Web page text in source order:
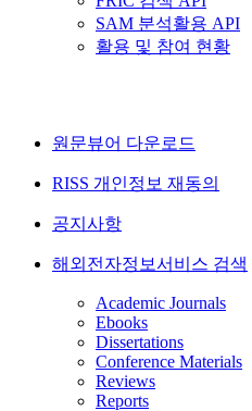
SAM 분석활용 API
활용 및 참여 현황
원문뷰어 다운로드
RISS 개인정보 재동의
공지사항
해외전자정보서비스 검색
Academic Journals
Ebooks
Dissertations
Conference Materials
Reviews
Reports